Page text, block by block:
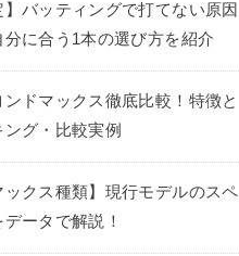
】バッティングで打てない原因
分に合う1本の選び方を紹介
ンドマックス徹底比較！特徴と
ング・比較実例
ックス種類】現行モデルのスペ
ータで解説！